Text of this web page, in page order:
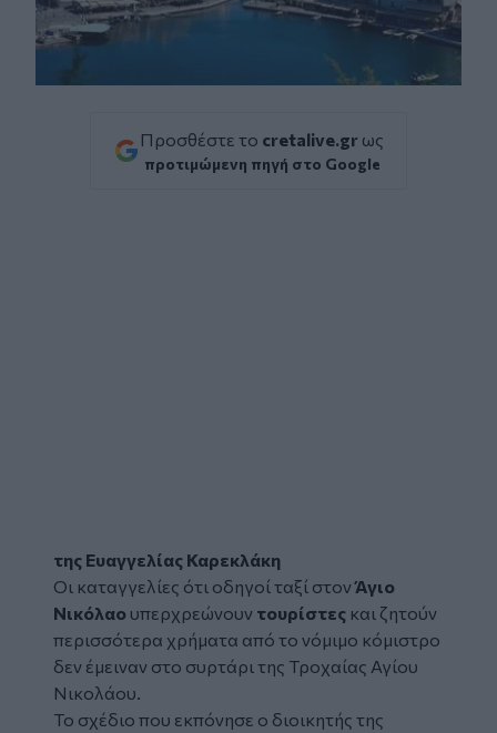
Προσθέστε το cretalive.gr ως
προτιμώμενη πηγή στο Google
της Ευαγγελίας Καρεκλάκη
Οι καταγγελίες ότι οδηγοί ταξί στονΆγιο
Νικόλαο υπερχρεώνουν τουρίστες και ζητούν
περισσότερα χρήματα από το νόμιμο κόμιστρο
δεν έμειναν στο συρτάρι της Τροχαίας Αγίου
Νικολάου.
Το σχέδιο που εκπόνησε ο διοικητής της